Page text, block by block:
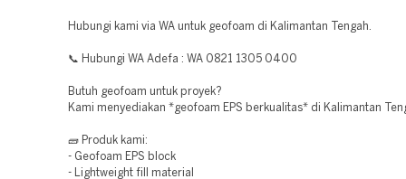
Hubungi kami via WA untuk geofoam di Kalimantan Tengah.
📞 Hubungi WA Adefa : WA 0821 1305 0400
Butuh geofoam untuk proyek?
Kami menyediakan *geofoam EPS berkualitas* di Kalimantan
🧱 Produk kami:
- Geofoam EPS block
- Lightweight fill material